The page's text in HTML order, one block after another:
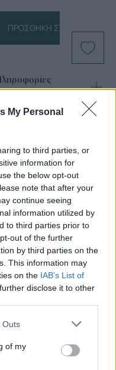
My Personal
to third parties, or
information for
the below opt-out
note that after your
continue seeing
information utilized by
to third parties prior to
out of the further
by third parties on the
This information may
on the IAB’s List of
disclose it to other
Outs
of my
ΠΡΟΣΘΉΚΗ ΣΤΟ ΚΑΛΆΘΙ
περισσότερο!
που ξεχωρίζουν για
τους ποιότητα.
ΧΡΥΣΌΣ